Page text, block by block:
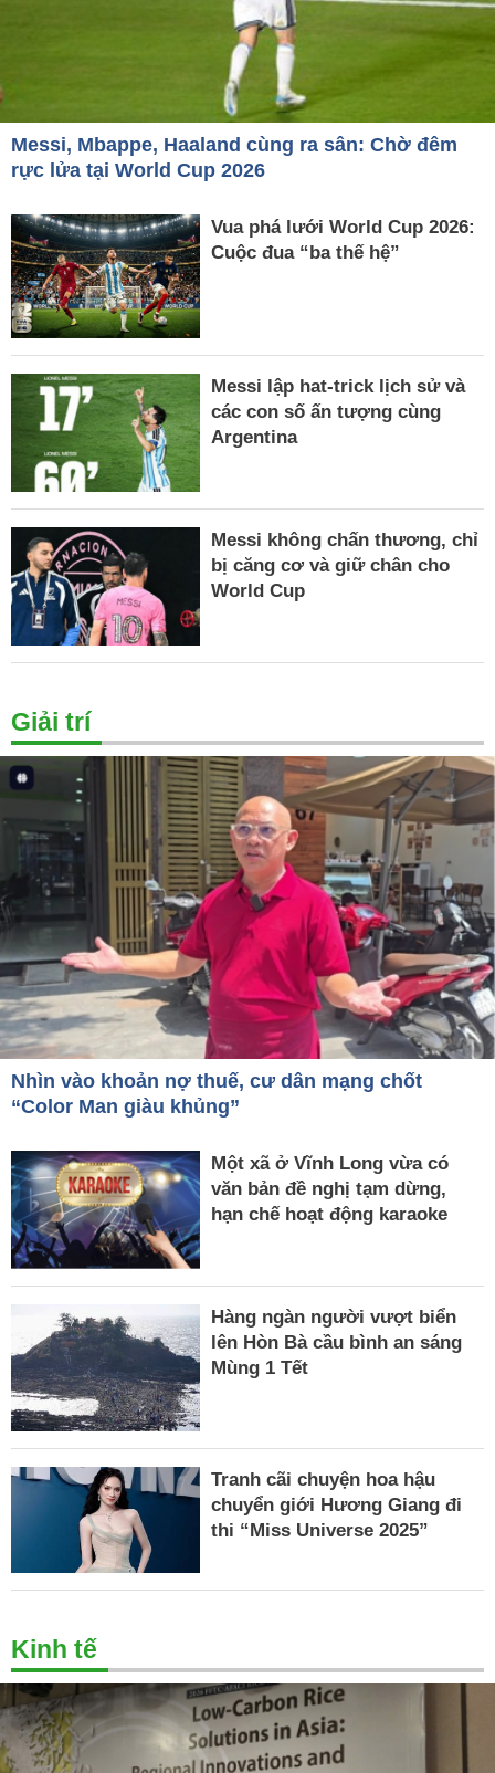
Messi, Mbappe, Haaland cùng ra sân: Chờ đêm
rực lửa tại World Cup 2026
Vua phá lưới World Cup 2026:
Cuộc đua “ba thế hệ”
Messi lập hat-trick lịch sử và
các con số ấn tượng cùng
Argentina
Messi không chấn thương, chỉ
bị căng cơ và giữ chân cho
World Cup
Giải trí
Nhìn vào khoản nợ thuế, cư dân mạng chốt
“Color Man giàu khủng”
Một xã ở Vĩnh Long vừa có
văn bản đề nghị tạm dừng,
hạn chế hoạt động karaoke
Hàng ngàn người vượt biển
lên Hòn Bà cầu bình an sáng
Mùng 1 Tết
Tranh cãi chuyện hoa hậu
chuyển giới Hương Giang đi
thi “Miss Universe 2025”
Kinh tế